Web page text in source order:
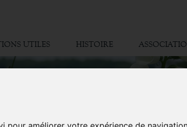
UTILES HISTOIRE